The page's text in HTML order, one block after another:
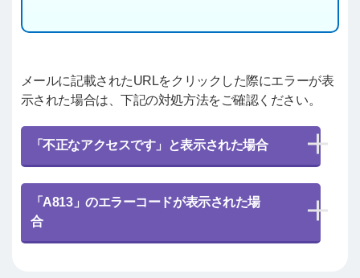
メールに記載されたURLをクリックした際にエラーが表
示された場合は、下記の対処方法をご確認ください。
「不正なアクセスです」と表示された場合
「A813」のエラーコードが表示された場
合